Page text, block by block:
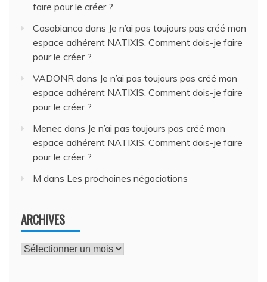
faire pour le créer ?
Casabianca dans Je n’ai pas toujours pas créé mon
espace adhérent NATIXIS. Comment dois-je faire
pour le créer ?
VADONR dans Je n’ai pas toujours pas créé mon
espace adhérent NATIXIS. Comment dois-je faire
pour le créer ?
Menec dans Je n’ai pas toujours pas créé mon
espace adhérent NATIXIS. Comment dois-je faire
pour le créer ?
M dans Les prochaines négociations
ARCHIVES
Archives